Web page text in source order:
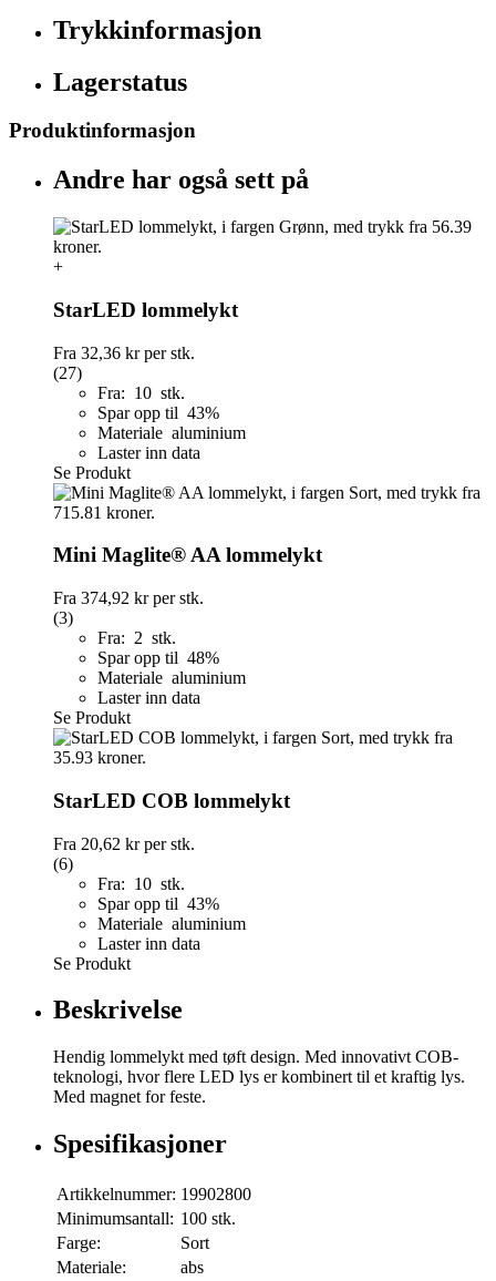
Trykkinformasjon
Lagerstatus
Produktinformasjon
Andre har også sett på
+
StarLED lommelykt
Fra 32,36 krper stk.
(27)
Fra: 10 stk.
Spar opp til 43%
Materiale aluminium
Laster inn data
Se Produkt
Mini Maglite® AA lommelykt
Fra 374,92 krper stk.
(3)
Fra: 2 stk.
Spar opp til 48%
Materiale aluminium
Laster inn data
Se Produkt
StarLED COB lommelykt
Fra 20,62 krper stk.
(6)
Fra: 10 stk.
Spar opp til 43%
Materiale aluminium
Laster inn data
Se Produkt
Beskrivelse
Hendig lommelykt med tøft design. Med innovativt COB-
teknologi, hvor flere LED lys er kombinert til et kraftig lys.
Med magnet for feste.
Spesifikasjoner
Artikkelnummer: 19902800
Minimumsantall: 100 stk.
Farge:
Sort
Materiale:
abs